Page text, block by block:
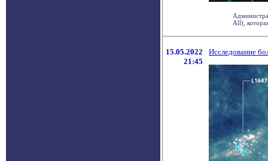
All),
15.05.2022
21:45
Исследование